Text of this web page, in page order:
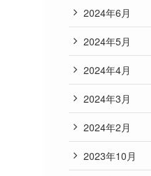
2024年6月
2024年5月
2024年4月
2024年3月
2024年2月
2023年10月